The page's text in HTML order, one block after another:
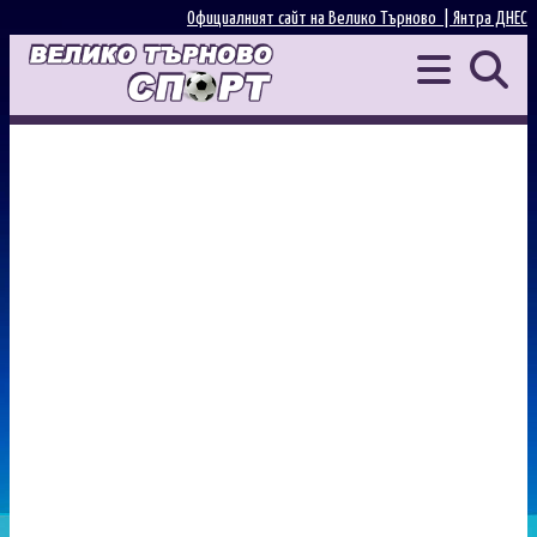
Янтра ДНЕС
Официалният сайт на Велико Търново |